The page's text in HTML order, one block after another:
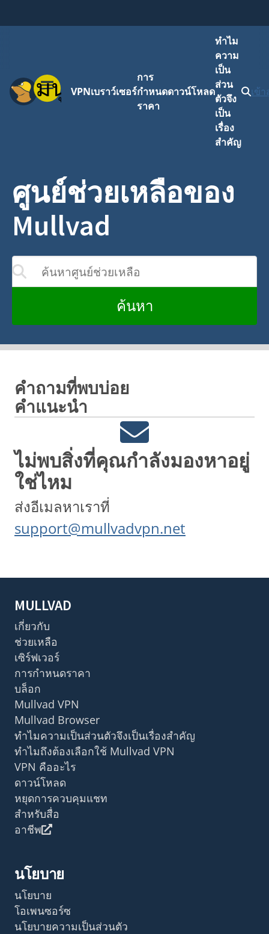
เมนู VPNเบราว์เซอร์
การ
กำหนด
ราคา
ดาวน์โหลด
ทำไม
ความ
เป็น
ส่วน
ตัวจึง
เป็น
เรื่อง
สำคัญ
เข้
ศูนย์ช่วยเหลือของ
Mullvad
ค้นหาศูนย์ช่วยเหลือ
ปเดตในขณะที่คุณพิมพ์
ค้นหา
คำถามที่พบบ่อย
คำแนะนำ
ไม่พบสิ่งที่คุณกำลังมองหาอยู่
ใช่ไหม
ส่งอีเมลหาเราที่
support@mullvadvpn.net
MULLVAD
เกี่ยวกับ
ช่วยเหลือ
เซิร์ฟเวอร์
การกำหนดราคา
บล็อก
Mullvad VPN
Mullvad Browser
ทำไมความเป็นส่วนตัวจึงเป็นเรื่องสำคัญ
ทำไมถึงต้องเลือกใช้ Mullvad VPN
VPN คืออะไร
ดาวน์โหลด
หยุดการควบคุมแชท
สำหรับสื่อ
อาชีพ
นโยบาย
นโยบาย
โอเพนซอร์ซ
นโยบายความเป็นส่วนตัว